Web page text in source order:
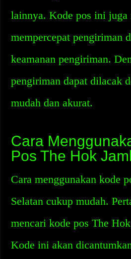
lainnya. Kode pos ini juga
mempercepat pengiriman
keamanan pengiriman.
pengiriman dapat dilacak
mudah dan akurat.
Cara
Pos The Hok
Cara menggunakan kode
Selatan cukup mudah.
mencari kode pos The
Kode ini akan